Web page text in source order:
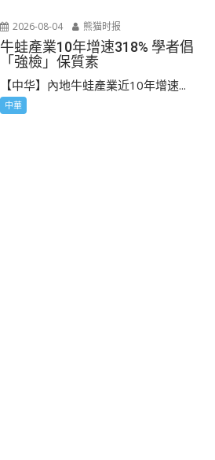
2026-08-04 熊猫时报
牛蛙產業10年增速318% 學者倡
「強檢」保質素
【中华】內地牛蛙產業近10年增速...
中華